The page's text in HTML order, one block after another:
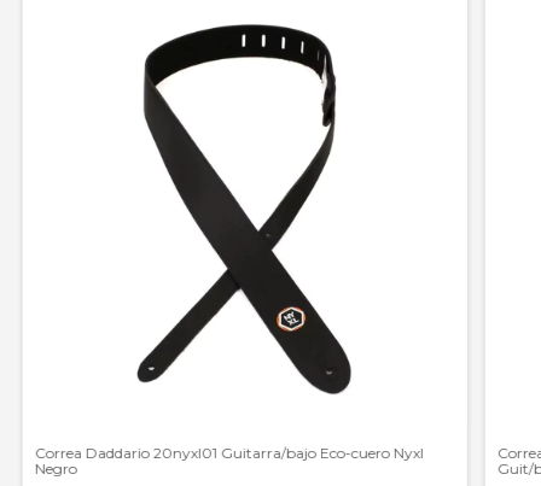
Correa Daddario 20nyxl01 Guitarra/bajo Eco-cuero Nyxl
Negro
Guit/